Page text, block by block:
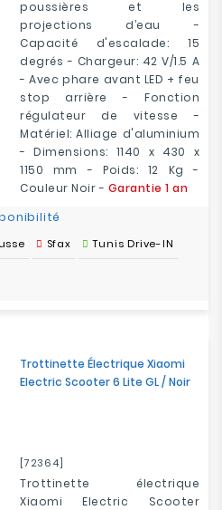
poussières et les
projections d’eau -
Capacité d'escalade: 15
degrés - Chargeur: 42 V/1.5 A
- Avec phare avant LED + feu
stop arrière - Fonction
régulateur de vitesse -
Matériel: Alliage d'aluminium
- Dimensions: 1140 x 430 x
1150 mm - Poids: 12 Kg -
Couleur Noir - Garantie 1 an
Sfax Tunis Drive-IN
Trottinette Électrique Xiaomi
Electric Scooter 6 Lite GL / Noir
[72364]
Trottinette électrique
Xiaomi Electric Scooter